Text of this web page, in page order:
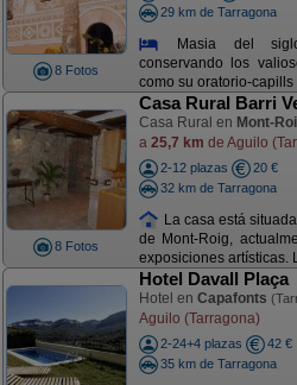
8 Fotos
29 km de Tarragona
Masia del siglo
conservando los
como su oratorio-capills
8 Fotos
Casa Rural Barri
Casa Rural en Mont-
a 25,7 km de Aguilo
2-12 plazas
20 €
32 km de Tarragona
La casa está
de Mont-Roig,
exposiciones artísticas.
Hotel Davall Plaça
Hotel en Capafonts
Aguilo (Tarragona)
2-24+4 plazas
42 €
35 km de Tarragona